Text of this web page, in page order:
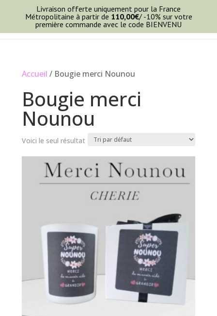
Accueil / Bougie merci Nounou
Bougie merci
Nounou
Voici le seul résultat
Livraison offerte uniquement pour la France
Métropolitaine à partir de 110,00€/ -10% sur votre
première commande avec le code BIENVENU